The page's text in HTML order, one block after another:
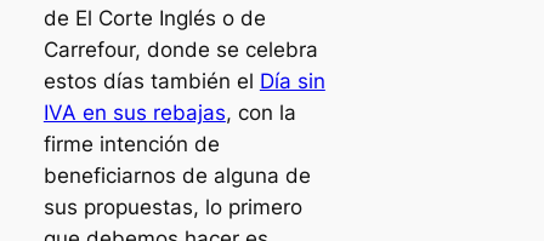
de El Corte Inglés o de
Carrefour, donde se celebra
estos días también el Día sin
IVA en sus rebajas, con la
firme intención de
beneficiarnos de alguna de
sus propuestas, lo primero